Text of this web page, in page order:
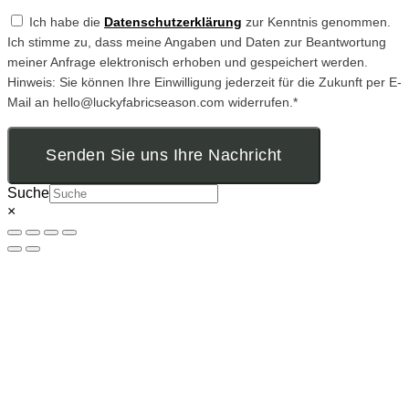
Ich habe die Datenschutzerklärung zur Kenntnis genommen.
Ich stimme zu, dass meine Angaben und Daten zur Beantwortung
meiner Anfrage elektronisch erhoben und gespeichert werden.
Hinweis: Sie können Ihre Einwilligung jederzeit für die Zukunft per E-
Mail an hello@luckyfabricseason.com widerrufen.*
Senden Sie uns Ihre Nachricht
Suche
×